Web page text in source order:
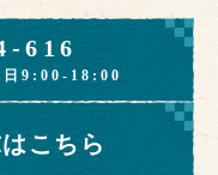
616
9:00-18:00
こちら